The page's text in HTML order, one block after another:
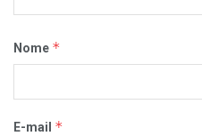
Nome *
E-mail *